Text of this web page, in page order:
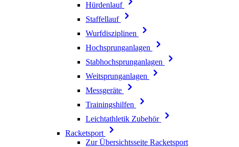
Hürdenlauf
Staffellauf
Wurfdisziplinen
Hochsprunganlagen
Stabhochsprunganlagen
Weitsprunganlagen
Messgeräte
Trainingshilfen
Leichtathletik Zubehör
Racketsport
Zur Übersichtsseite Racketsport